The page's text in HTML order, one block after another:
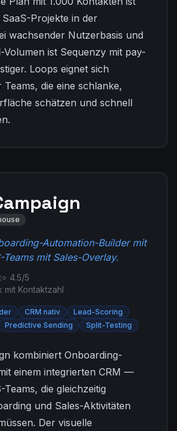
Projekte in der
wachsender Nutzerbasis und
Volumen ist Sequenzy mit pay-
Loops eignet sich
die eine schlanke,
schätzen und schnell
Automation-Builder mit
Teams mit Sales-Overlay.
⭐ 4.5/5
mit Kontaktzahl
CRM nativ
Lead-Scoring
Predictive Sending Split-Testing
kombiniert Onboarding-
einem integrierten CRM —
die gleichzeitig
und Sales-Aktivitäten
Der visuelle